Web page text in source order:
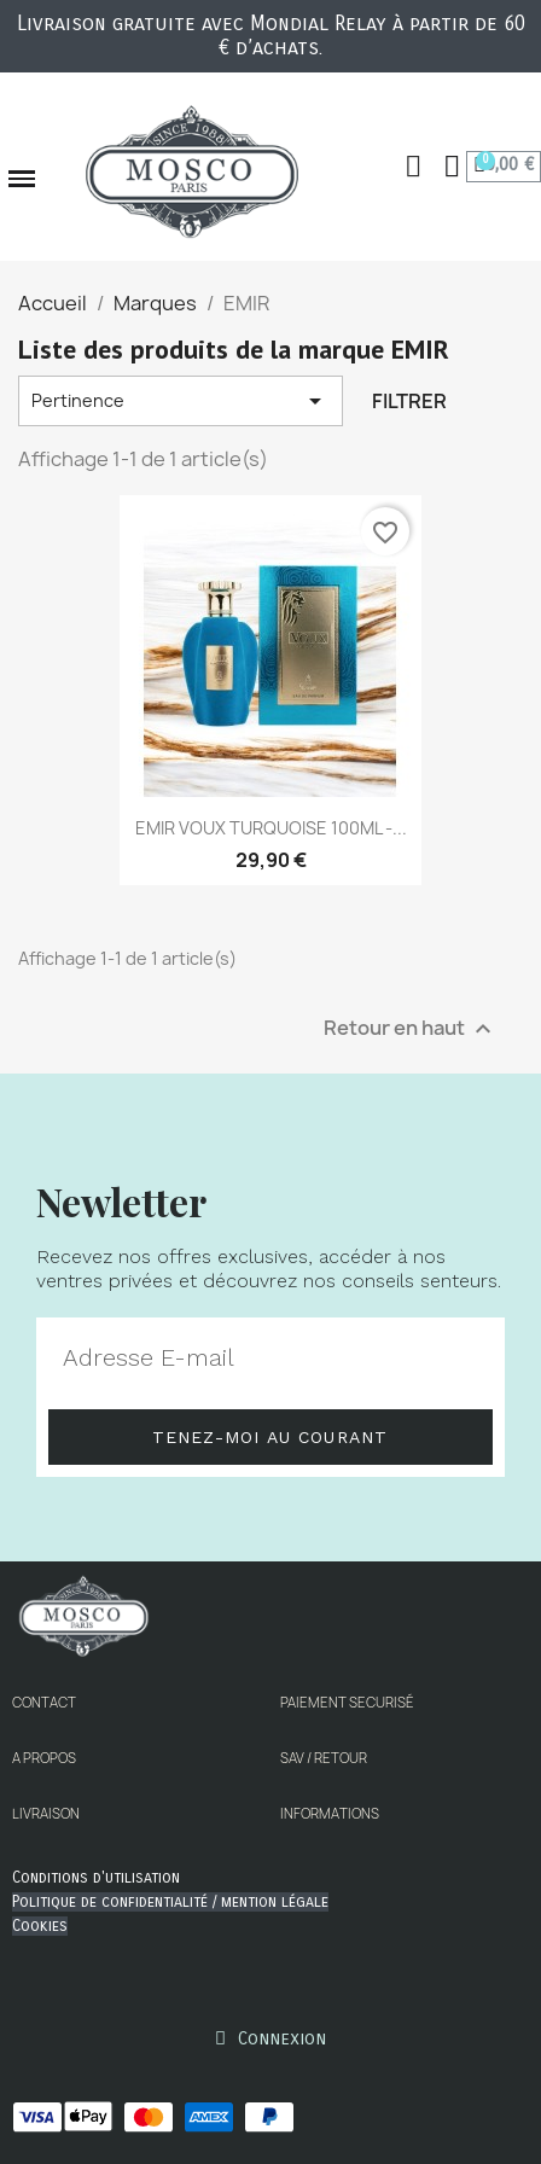
Livraison gratuite avec Mondial Relay à partir de 60
€ d’achats.
0,00 €
Accueil Marques EMIR
Liste des produits de la marque EMIR
Pertinence  FILTRER
Affichage 1-1 de 1 article(s)
EMIR VOUX TURQUOISE 100ML -...
29,90 €
favorite_border
Affichage 1-1 de 1 article(s)
Retour en haut 
Newletter
Recevez nos offres exclusives, accéder à nos
ventres privées et découvrez nos conseils senteurs.
TENEZ-MOI AU COURANT
CONTACT
A PROPOS
LIVRAISON
PAIEMENT SECURISÉ
SAV / RETOUR
INFORMATIONS
Conditions d'utilisation
Politique de confidentialité / mention légale
Cookies
Connexion